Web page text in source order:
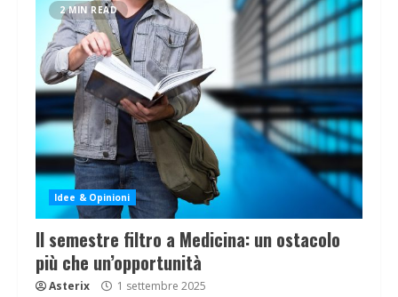
2 MIN READ
Idee & Opinioni
Il semestre filtro a Medicina: un ostacolo
più che un’opportunità
Asterix 1 settembre 2025